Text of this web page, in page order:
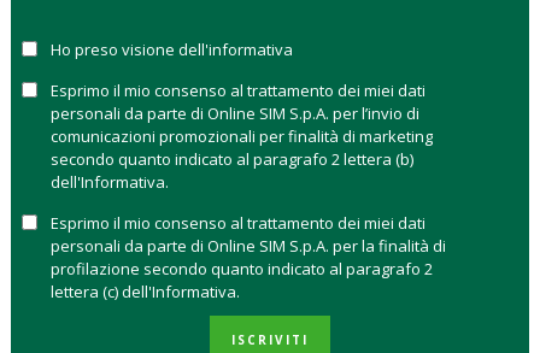
FIDA FFI Az
Sett Metalli
Prez e
Minerali
EUR Hdg
17,05% 62,71% 46,25%
Cina A
Shares
FIDA FFI Az
8,85% 20,77%
Ho preso visione dell'informativa
Esprimo il mio consenso al trattamento dei miei dati
personali da parte di Online SIM S.p.A. per l’invio di
comunicazioni promozionali per finalità di marketing
secondo quanto indicato al paragrafo 2 lettera (b)
dell'Informativa.
Esprimo il mio consenso al trattamento dei miei dati
personali da parte di Online SIM S.p.A. per la finalità di
profilazione secondo quanto indicato al paragrafo 2
lettera (c) dell'Informativa.
ISCRIVITI